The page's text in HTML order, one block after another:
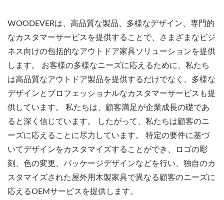
WOODEVERは、高品質な製品、多様なデザイン、専門的
なカスタマーサービスを提供することで、さまざまなビジ
ネス向けの包括的なアウトドア家具ソリューションを提供
します。 お客様の多様なニーズに応えるために、私たち
は高品質なアウトドア製品を提供するだけでなく、多様な
デザインとプロフェッショナルなカスタマーサービスも提
供しています。 私たちは、顧客満足が企業成長の礎であ
ると深く信じています。 したがって、私たちは顧客のニ
ーズに応えることに尽力しています。 特定の要件に基づ
いてデザインをカスタマイズすることができ、ロゴの彫
刻、色の変更、パッケージデザインなどを行い、独自のカ
スタマイズされた屋外用木製家具で異なる顧客のニーズに
応えるOEMサービスを提供します。